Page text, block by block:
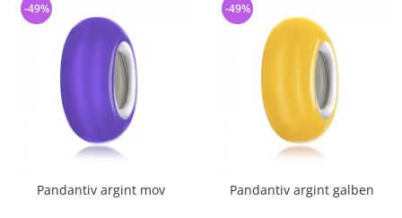
Pandantiv argint mov
-49%
Pandantiv argint galben
-49%